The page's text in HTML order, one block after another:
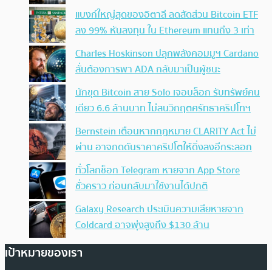
แบงก์ใหญ่สุดของอิตาลี ลดสัดส่วน Bitcoin ETF
ลง 99% หันลงทุน ใน Ethereum แทนถึง 3 เท่า
Charles Hoskinson ปลุกพลังคอมมูฯ Cardano
ลั่นต้องการพา ADA กลับมาเป็นผู้ชนะ
นักขุด Bitcoin สาย Solo เจอบล็อก รับทรัพย์คน
เดียว 6.6 ล้านบาท ไม่สนวิกฤตศรัทธาคริปโทฯ
Bernstein เตือนหากกฎหมาย CLARITY Act ไม่
ผ่าน อาจกดดันราคาคริปโตให้ดิ่งลงอีกระลอก
ทั่วโลกช็อก Telegram หายจาก App Store
ชั่วคราว ก่อนกลับมาใช้งานได้ปกติ
Galaxy Research ประเมินความเสียหายจาก
Coldcard อาจพุ่งสูงถึง $130 ล้าน
เป้าหมายของเรา